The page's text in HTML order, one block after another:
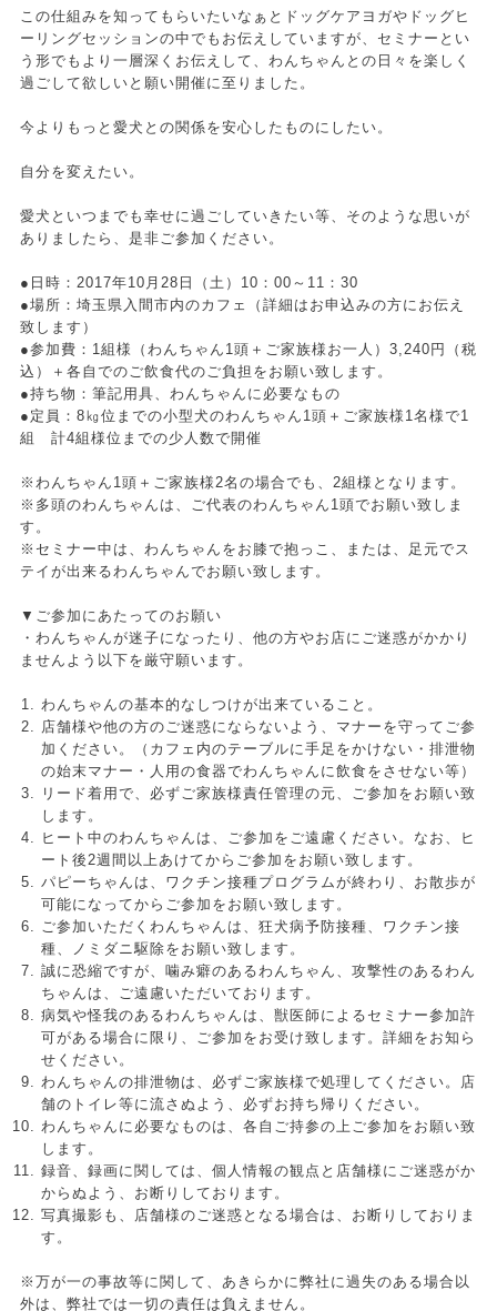
この仕組みを知ってもらいたいなぁとドッグケアヨガやドッグヒ
ーリングセッションの中でもお伝えしていますが、セミナーとい
う形でもより一層深くお伝えして、わんちゃんとの日々を楽しく
過ごして欲しいと願い開催に至りました。
今よりもっと愛犬との関係を安心したものにしたい。
自分を変えたい。
愛犬といつまでも幸せに過ごしていきたい等、そのような思いが
ありましたら、是非ご参加ください。
●日時：2017年10月28日（土）10：00～11：30
●場所：埼玉県入間市内のカフェ（詳細はお申込みの方にお伝え
致します）
●参加費：1組様（わんちゃん1頭＋ご家族様お一人）3,240円（税
込）＋各自でのご飲食代のご負担をお願い致します。
●持ち物：筆記用具、わんちゃんに必要なもの
●定員：8㎏位までの小型犬のわんちゃん1頭＋ご家族様1名様で1
組 計4組様位までの少人数で開催
※わんちゃん1頭＋ご家族様2名の場合でも、2組様となります。
※多頭のわんちゃんは、ご代表のわんちゃん1頭でお願い致しま
す。
※セミナー中は、わんちゃんをお膝で抱っこ、または、足元でス
テイが出来るわんちゃんでお願い致します。
▼ご参加にあたってのお願い
・わんちゃんが迷子になったり、他の方やお店にご迷惑がかかり
ませんよう以下を厳守願います。
わんちゃんの基本的なしつけが出来ていること。
店舗様や他の方のご迷惑にならないよう、マナーを守ってご参
加ください。（カフェ内のテーブルに手足をかけない・排泄物
の始末マナー・人用の食器でわんちゃんに飲食をさせない等）
リード着用で、必ずご家族様責任管理の元、ご参加をお願い致
します。
ヒート中のわんちゃんは、ご参加をご遠慮ください。なお、ヒ
ート後2週間以上あけてからご参加をお願い致します。
パピーちゃんは、ワクチン接種プログラムが終わり、お散歩が
可能になってからご参加をお願い致します。
ご参加いただくわんちゃんは、狂犬病予防接種、ワクチン接
種、ノミダニ駆除をお願い致します。
誠に恐縮ですが、噛み癖のあるわんちゃん、攻撃性のあるわん
ちゃんは、ご遠慮いただいております。
病気や怪我のあるわんちゃんは、獣医師によるセミナー参加許
可がある場合に限り、ご参加をお受け致します。詳細をお知ら
せください。
わんちゃんの排泄物は、必ずご家族様で処理してください。店
舗のトイレ等に流さぬよう、必ずお持ち帰りください。
わんちゃんに必要なものは、各自ご持参の上ご参加をお願い致
します。
録音、録画に関しては、個人情報の観点と店舗様にご迷惑がか
からぬよう、お断りしております。
写真撮影も、店舗様のご迷惑となる場合は、お断りしておりま
す。
※万が一の事故等に関して、あきらかに弊社に過失のある場合以
外は、弊社では一切の責任は負えません。